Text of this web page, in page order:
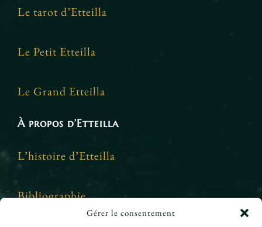
Gérer le consentement
Le tarot d’Etteilla
Le Petit Etteilla
Le Grand Etteilla
À propos d’Etteilla
L’histoire d’Etteilla
Bibliographie